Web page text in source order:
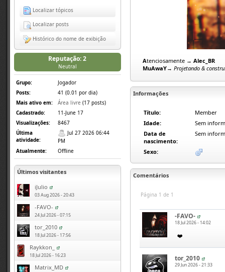
Localizar tópicos
Localizar posts
Histórico do nome de exibição
Reputação: 2
Neutral
Grupo:
Jogador
Posts:
41 (0.01 por dia)
Mais ativo em:
Área livre (17 posts)
Cadastrado:
11-June 17
Visualizações:
8467
Última
atividade:
Jul 27 2026 06:44
PM
Atualmente:
Offline
Últimos visitantes
iJulio
03 Aug 2026 - 20:43
-FAVO-
24 Jul 2026 - 07:15
tor_2010
18 Jul 2026 - 17:56
Raykkon_
18 Jul 2026 - 16:23
Matrix_MD
Atenciosamente → Alec_BR
MuAwaY→ Projetando &
Informações
Título:
Member
Idade:
Sem
Data de
nascimento:
Sem
Sexo:
Comentários
Página 1 de 1
-FAVO-
18 Jul 2026 - 14:02
❤️
tor_2010
29 Jun 2026 - 21:33